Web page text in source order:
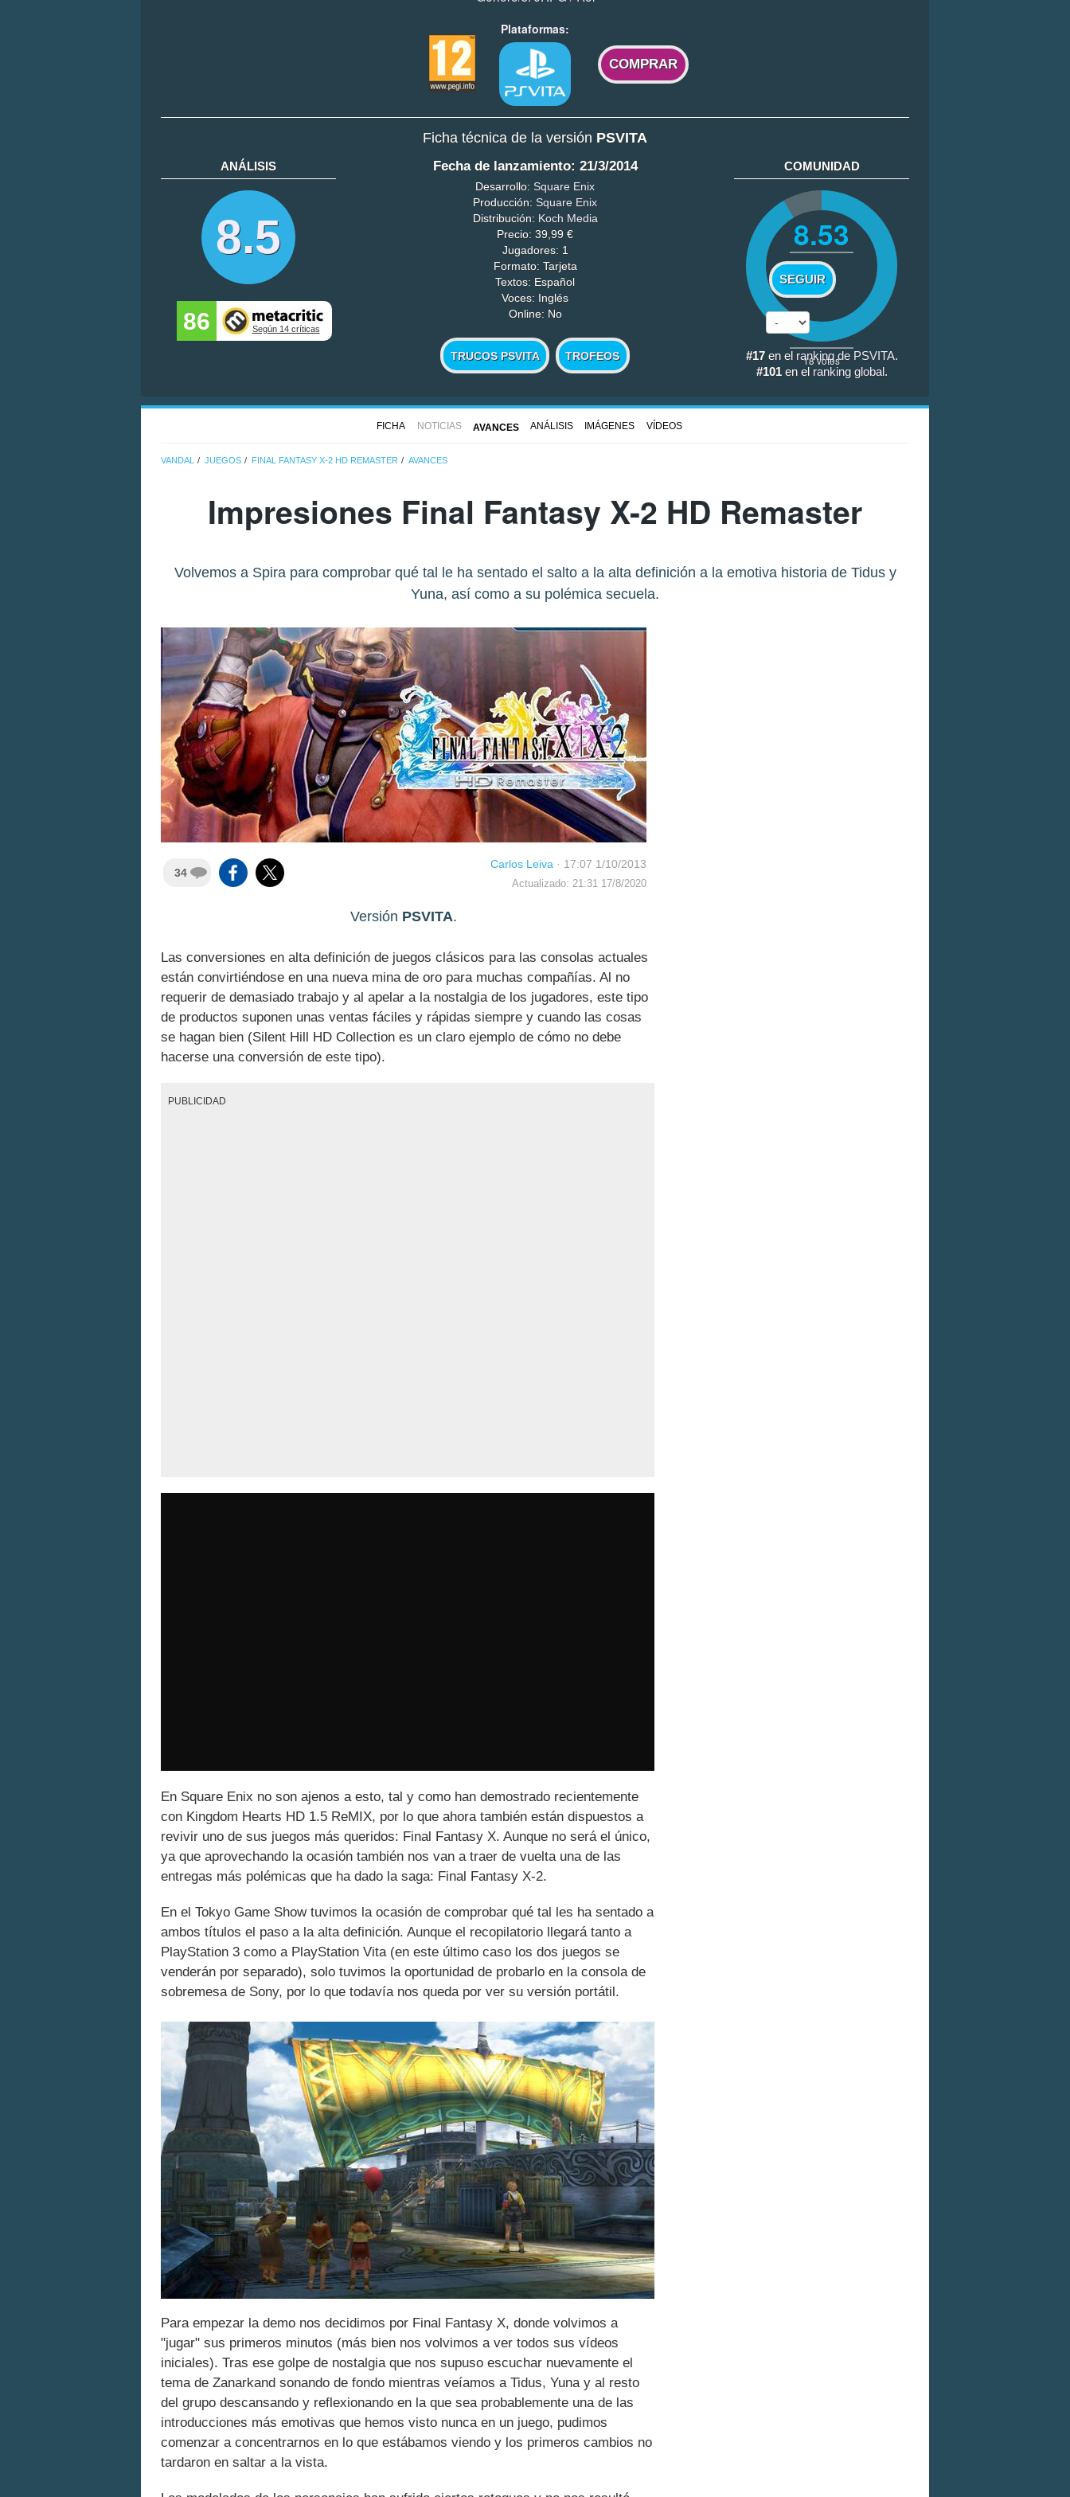
Plataformas:
COMPRAR
Ficha técnica de la versión PSVITA
ANÁLISIS
8.5
86 Según 14 críticas
Fecha de lanzamiento: 21/3/2014
Desarrollo: Square Enix
Producción: Square Enix
Distribución: Koch Media
Precio: 39,99 €
Jugadores: 1
Formato: Tarjeta
Textos: Español
Voces: Inglés
Online: No
TRUCOS PSVITA TROFEOS
COMUNIDAD
8.53
SEGUIR
18votos
#17en el ranking de PSVITA.
#101en el ranking global .
FICHA NOTICIAS AVANCES ANÁLISIS IMÁGENES VÍDEOS
VANDAL JUEGOS FINAL FANTASY X-2 HD REMASTER AVANCES
Impresiones Final Fantasy X-2 HD Remaster
Volvemos a Spira para comprobar qué tal le ha sentado el salto a la alta definición a la emotiva historia de Tidus y
Yuna, así como a su polémica secuela.
34
Carlos Leiva · 17:07 1/10/2013
Actualizado: 21:31 17/8/2020
Versión PSVITA.
Las conversiones en alta definición de juegos clásicos para las consolas actuales
están convirtiéndose en una nueva mina de oro para muchas compañías. Al no
requerir de demasiado trabajo y al apelar a la nostalgia de los jugadores, este tipo
de productos suponen unas ventas fáciles y rápidas siempre y cuando las cosas
se hagan bien (Silent Hill HD Collection es un claro ejemplo de cómo no debe
hacerse una conversión de este tipo).
PUBLICIDAD
En Square Enix no son ajenos a esto, tal y como han demostrado recientemente
con Kingdom Hearts HD 1.5 ReMIX, por lo que ahora también están dispuestos a
revivir uno de sus juegos más queridos: Final Fantasy X. Aunque no será el único,
ya que aprovechando la ocasión también nos van a traer de vuelta una de las
entregas más polémicas que ha dado la saga: Final Fantasy X-2.
En el Tokyo Game Show tuvimos la ocasión de comprobar qué tal les ha sentado a
ambos títulos el paso a la alta definición. Aunque el recopilatorio llegará tanto a
PlayStation 3 como a PlayStation Vita (en este último caso los dos juegos se
venderán por separado), solo tuvimos la oportunidad de probarlo en la consola de
sobremesa de Sony, por lo que todavía nos queda por ver su versión portátil.
Para empezar la demo nos decidimos por Final Fantasy X, donde volvimos a
"jugar" sus primeros minutos (más bien nos volvimos a ver todos sus vídeos
iniciales). Tras ese golpe de nostalgia que nos supuso escuchar nuevamente el
tema de Zanarkand sonando de fondo mientras veíamos a Tidus, Yuna y al resto
del grupo descansando y reflexionando en la que sea probablemente una de las
introducciones más emotivas que hemos visto nunca en un juego, pudimos
comenzar a concentrarnos en lo que estábamos viendo y los primeros cambios no
tardaron en saltar a la vista.